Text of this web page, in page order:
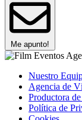
Me apunto!
Nuestro
Agencia de
Productora
Política de